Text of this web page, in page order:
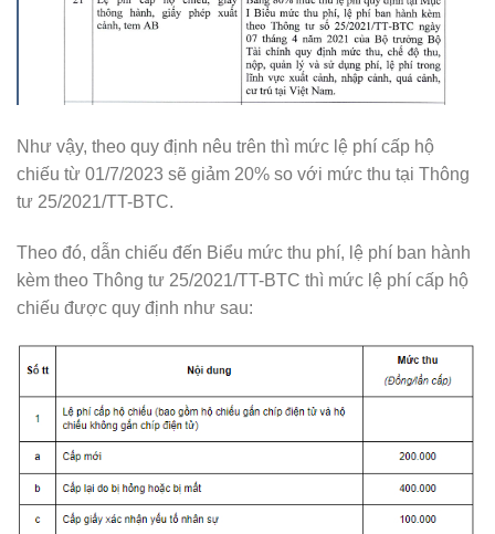
Như vậy, theo quy định nêu trên thì mức lệ phí cấp hộ
chiếu từ 01/7/2023 sẽ giảm 20% so với mức thu tại Thông
tư 25/2021/TT-BTC.
Theo đó, dẫn chiếu đến Biểu mức thu phí, lệ phí ban hành
kèm theo Thông tư 25/2021/TT-BTC thì mức lệ phí cấp hộ
chiếu được quy định như sau: